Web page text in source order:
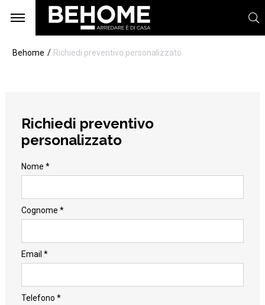
Behome Richiedi preventivo personalizzato
Richiedi preventivo
personalizzato
Nome *
Cognome *
Email *
Telefono *